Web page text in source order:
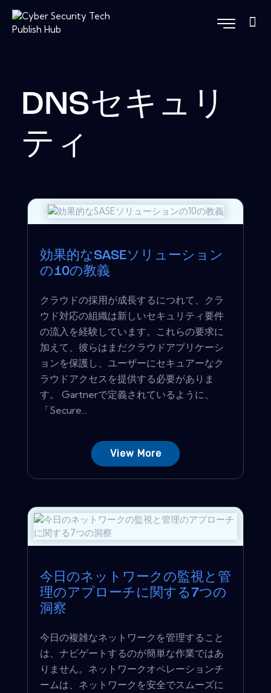
DNSセキュリ
ティ
効果的なSASEソリューション
の10の教義
クラウドの採用が成長するにつれて、クラ
ウド対応の組織は新しいセキュリティ要件
の流入を経験しています。これらの要求に
加えて、彼らはまだクラウドアプリケーシ
ョンを保護し、ユーザーにセキュアーなク
ラウドアクセスを提供する必要がありま
す。 Gartnerで定義されているように、
「Secure...
View More
今日のネットワークの監視と管
理のアプローチに関する7つの
洞察
今日の複雑なネットワークを管理すること
は、ナビゲートするのが簡単な作業ではあ
りません。ネットワークオペレーションチ
ームは、ネットワークを安全でスムーズに